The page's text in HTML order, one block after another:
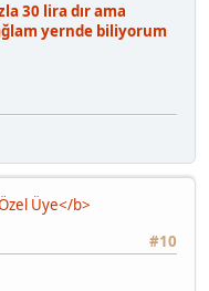
30 lira dır ama
yernde biliyorum
Üye</b>
#10